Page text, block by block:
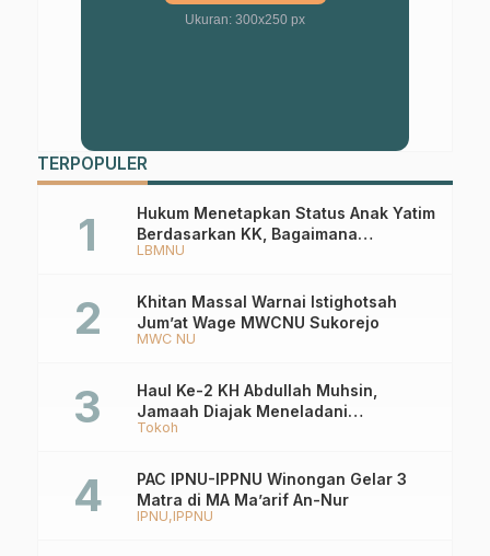
Ukuran: 300x250 px
TERPOPULER
LBMNU
Hukum Menetapkan Status Anak Yatim
Berdasarkan KK, Bagaimana
Ketentuannya?
MWC NU
Khitan Massal Warnai Istighotsah
Jum’at Wage MWCNU Sukorejo
Tokoh
Haul Ke-2 KH Abdullah Muhsin,
Jamaah Diajak Meneladani
Keistiqamahan
IPNU IPPNU
PAC IPNU-IPPNU Winongan Gelar 3
Matra di MA Ma’arif An-Nur